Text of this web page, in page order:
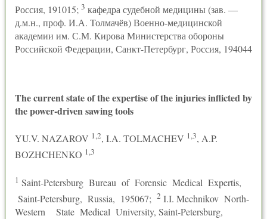
Россия, 191015; 3 кафедра судебной медицины (зав. —
д.м.н., проф. И.А. Толмачёв) Военно-медицинской
академии им. С.М. Кирова Министерства обороны
Российской Федерации, Санкт-Петербург, Россия, 194044
The current state of the expertise of the injuries inflicted by
the power-driven sawing tools
YU.V. NAZAROV 1,2, I.A. TOLMACHEV 1,3, A.P.
BOZHCHENKO 1,3
1 Saint-Petersburg Bureau of Forensic Medical Expertis,
Saint-Petersburg, Russia, 195067; 2 I.I. Mechnikov North-
Western State Medical University, Saint-Petersburg,